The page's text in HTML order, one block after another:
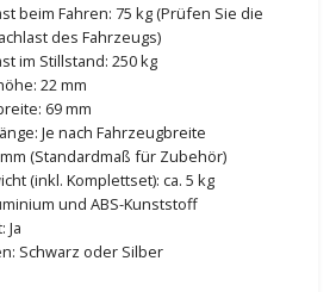
beim Fahren: 75 kg (Prüfen Sie die
des Fahrzeugs)
im Stillstand: 250 kg
22 mm
69 mm
Je nach Fahrzeugbreite
(Standardmaß für Zubehör)
(inkl. Komplettset): ca. 5 kg
und ABS-Kunststoff
Ja
Schwarz oder Silber